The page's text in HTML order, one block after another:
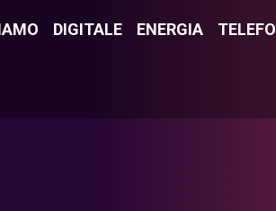
DIGITALE ENERGIA
DIGITALE ENERGIA